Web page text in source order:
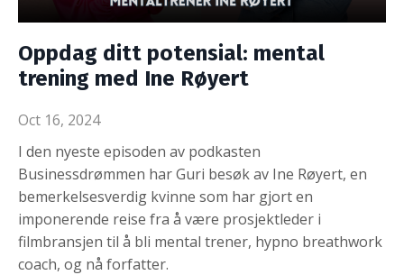
Oppdag ditt potensial: mental
trening med Ine Røyert
Oct 16, 2024
I den nyeste episoden av podkasten
Businessdrømmen har Guri besøk av Ine Røyert, en
bemerkelsesverdig kvinne som har gjort en
imponerende reise fra å være prosjektleder i
filmbransjen til å bli mental trener, hypno breathwork
coach, og nå forfatter.